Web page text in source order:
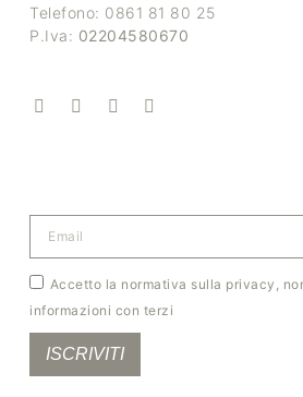
Telefono: 0861 81 80 25
P.Iva: 02204580670
Accetto la normativa sulla privacy,
informazioni con terzi
ISCRIVITI